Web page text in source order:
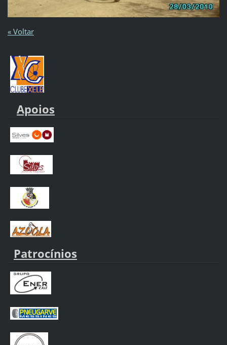
« Voltar
Apoios
Patrocínios